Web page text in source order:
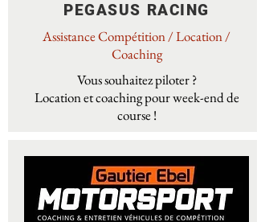
PEGASUS RACING
Assistance Compétition / Location /
Coaching
Vous souhaitez piloter ?
Location et coaching pour week-end de
course !